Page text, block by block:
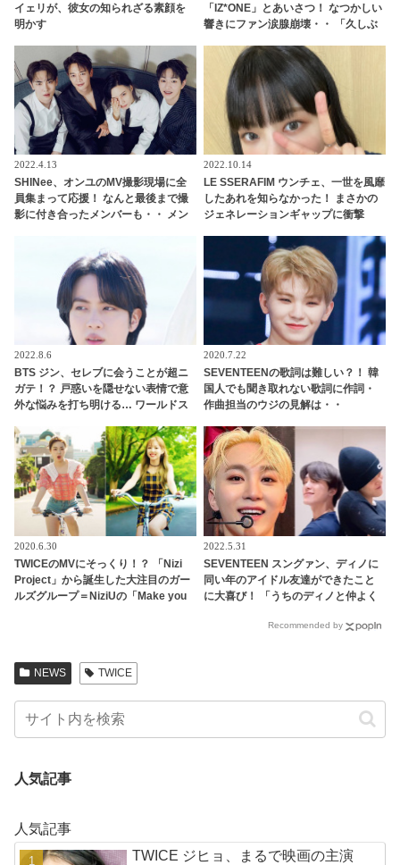
イェリが、彼女の知られざる素顔を
明かす
「IZ*ONE」とあいさつ！ なつかしい
響きにファン涙腺崩壊・・ 「久しぶ
2022.4.13
SHINee、オンユのMV撮影現場に全
員集まって応援！ なんと最後まで撮
影に付き合ったメンバーも・・ メン
2022.10.14
LE SSERAFIM ウンチェ、一世を風靡
したあれを知らなかった！ まさかの
ジェネレーションギャップに衝撃
か？」彼女の若さを実感させられる
2022.8.6
BTS ジン、セレブに会うことが超ニ
ガテ！？ 戸惑いを隠せない表情で意
外な悩みを打ち明ける… ワールドス
姿にファンほっこり「あなたこそセ
レブなのに！」
2020.7.22
SEVENTEENの歌詞は難しい？！ 韓
国人でも聞き取れない歌詞に作詞・
作曲担当のウジの見解は・・
2020.6.30
TWICEのMVにそっくり！？ 「Nizi
Project」から誕生した大注目のガー
ルズグループ＝NiziUの「Make you
2022.5.31
SEVENTEEN スングァン、ディノに
同い年のアイドル友達ができたこと
に大喜び！ 「うちのディノと仲よく
て動画を再生しまくり！ ディノの友
Recommended by
NEWS TWICE
人気記事
人気記事
TWICE ジヒョ、まるで映画の主演